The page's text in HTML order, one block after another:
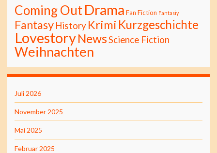
Coming OutDrama Fan Fiction Fantasiy
Fantasy History Krimi Kurzgeschichte
LovestoryNewsScience Fiction
Weihnachten
Juli 2026
November 2025
Mai 2025
Februar 2025